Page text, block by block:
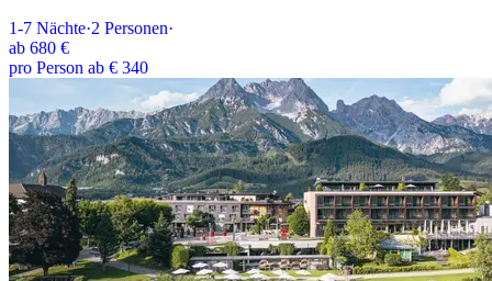
1-7 Nächte·2 Personen·
ab 680 €
pro Person ab € 340